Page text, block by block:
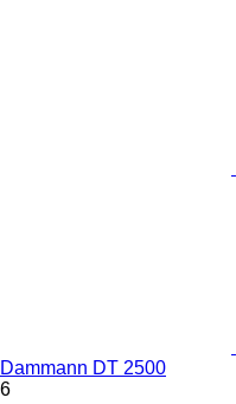
Dammann DT 2500
6